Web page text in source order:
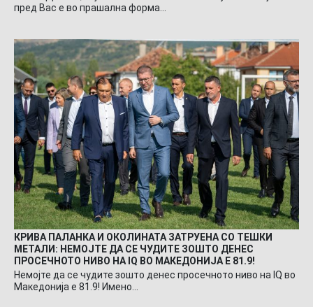
пред Вас е во прашална форма…
КРИВА ПАЛАНКА И ОКОЛИНАТА ЗАТРУЕНА СО ТЕШКИ
МЕТАЛИ: НЕМОЈТЕ ДА СЕ ЧУДИТЕ ЗОШТО ДЕНЕС
ПРОСЕЧНОТО НИВО НА IQ ВО МАКЕДОНИЈА Е 81.9!
Немојте да се чудите зошто денес просечното ниво на IQ во
Македонија е 81.9! Имено…